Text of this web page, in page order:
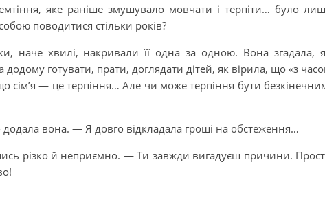
яке раніше змушувало мовчати і терпіти… було
поводитися стільки років?
наче хвилі, накривали її одна за одною. Вона згадала,
додому готувати, прати, доглядати дітей, як вірила, що «з
сім’я — це терпіння… Але чи може терпіння бути
вона. — Я довго відкладала гроші на обстеження…
різко й неприємно. — Ти завжди вигадуєш причини.